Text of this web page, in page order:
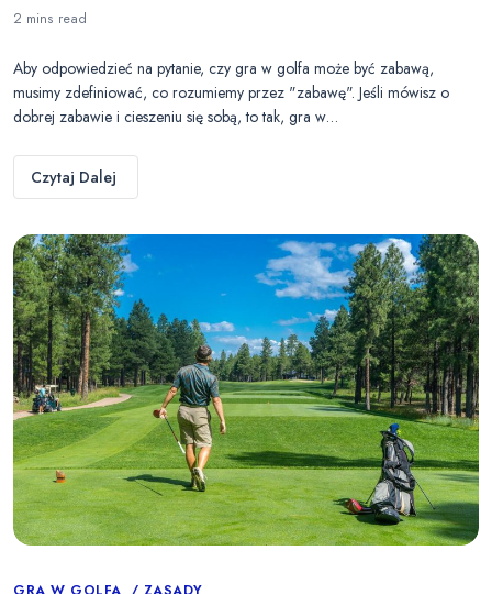
2 mins read
Aby odpowiedzieć na pytanie, czy gra w golfa może być zabawą,
musimy zdefiniować, co rozumiemy przez "zabawę". Jeśli mówisz o
dobrej zabawie i cieszeniu się sobą, to tak, gra w…
Czytaj Dalej